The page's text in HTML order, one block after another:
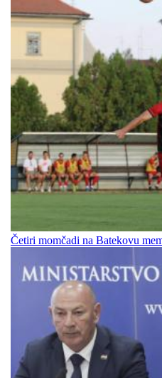
Četiri momčadi na Batekovu